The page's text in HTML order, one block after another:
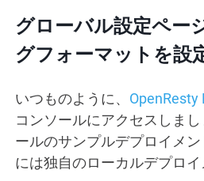
グローバル設定ペー
グフォーマットを設
いつものように、 OpenResty
コンソールにアクセスしま
ールのサンプルデプロイメ
には独自のローカルデプロイ